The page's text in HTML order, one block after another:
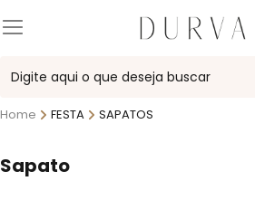
Home FESTA SAPATOS
Sapato